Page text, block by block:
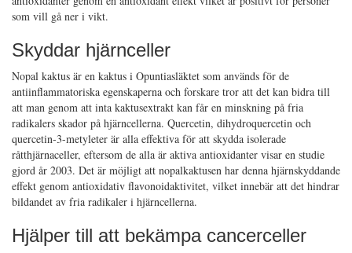
som vill gå ner i vikt.
Skyddar hjärnceller
Nopal kaktus är en kaktus i Opuntiasläktet som används för de
antiinflammatoriska egenskaperna och forskare tror att det kan bidra till
att man genom att inta kaktusextrakt kan får en minskning på fria
radikalers skador på hjärncellerna. Quercetin, dihydroquercetin och
quercetin-3-metyleter är alla effektiva för att skydda isolerade
råtthjärnaceller, eftersom de alla är aktiva antioxidanter visar en studie
gjord år 2003. Det är möjligt att nopalkaktusen har denna hjärnskyddande
effekt genom antioxidativ flavonoidaktivitet, vilket innebär att det hindrar
bildandet av fria radikaler i hjärncellerna.
Hjälper till att bekämpa cancerceller